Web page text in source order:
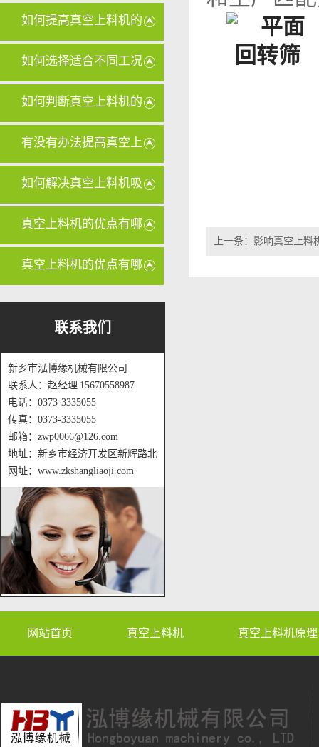
空上料机
如何提高真空上料机的
输送量？
如何选择适合不同工况
的真空上
如何判断真空上料机的
管路是否
有没有办法提高真空上
料机的输
如何解决真空上料机吸
力不足的
真空上料机的优点有哪
些？真空上料机的优点有哪
些？
联系我们
新乡市泓博缘机械有限公司
联系人：赵经理 15670558987
电话：0373-3335055
传真：0373-3335055
邮箱：zwp0066@126.com
地址：新乡市经济开发区新辉路北
网址：www.zkshangliaoji.com
上一条： 影响真空上料
网站首页 真空上料机 真空上料机原理